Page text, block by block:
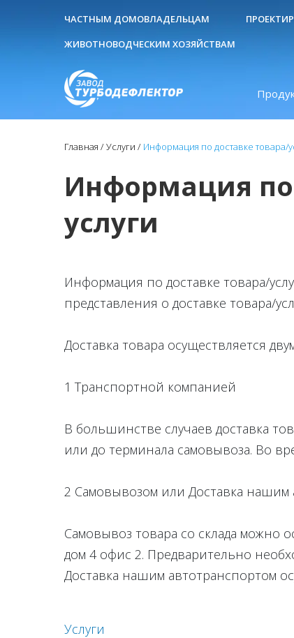
ЧАСТНЫМ ДОМОВЛАДЕЛЬЦАМ
ЖИВОТНОВОДЧЕСКИМ ХОЗЯЙСТВАМ
Главная Услуги Информация по доставке товара/
Информация по
услуги
Информация по доставке товара/
представления о доставке товара/
Доставка товара осуществляется
1 Транспортной компанией
В большинстве случаев доставка
или до терминала самовывоза. Во
2 Самовывозом или Доставка нашим
Самовывоз товара со склада можно
дом 4 офис 2. Предварительно
Доставка нашим автотранспортом
Услуги